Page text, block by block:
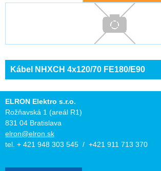
Kábel NHXCH 4x120/70 FE180/E90
ELRON Elektro s.r.o.
Rožňavská 1 (areál R1)
831 04 Bratislava
elron@elron.sk
tel. + 421 948 303 545 / +421 911 713 370